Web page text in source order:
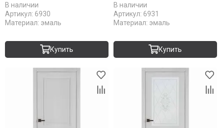
В наличии
Артикул: 6930
Материал: эмаль
Купить
В наличии
Артикул: 6931
Материал: эмаль
Купить